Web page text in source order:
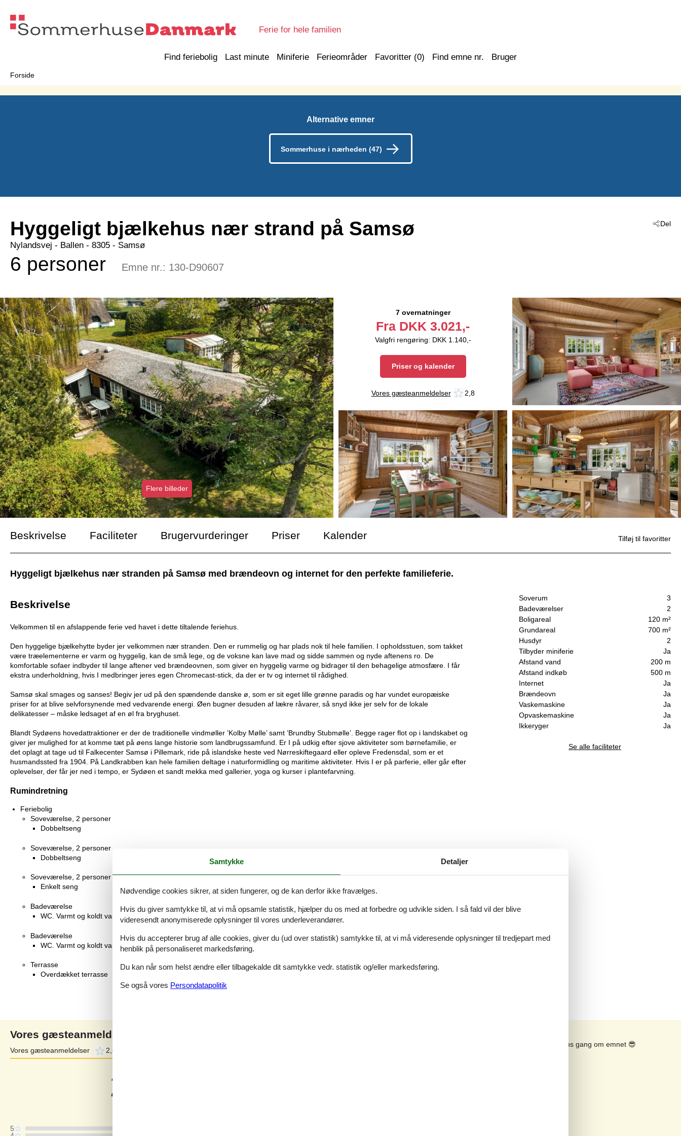
Ferie for hele familien
Find feriebolig Last minute Miniferie Ferieområder Favoritter (0) Find emne nr. Bruger
Forside
Alternative emner
Sommerhuse i nærheden (47)
Del
Hyggeligt bjælkehus nær strand på Samsø
Nylandsvej - Ballen - 8305 - Samsø
6 personer Emne nr.: 130-D90607
Flere billeder
7 overnatninger
Fra DKK 3.021,-
Valgfri rengøring: DKK 1.140,-
Priser og kalender
Vores gæsteanmeldelser 2,8
Beskrivelse Faciliteter Brugervurderinger Priser Kalender
Hyggeligt bjælkehus nær stranden på Samsø med brændeovn og internet for den perfekte familieferie.
Soverum
3
Badeværelser
2
Boligareal
120 m²
Grundareal
700 m²
Husdyr
2
Tilbyder miniferie
Ja
Afstand vand
200 m
Afstand indkøb
500 m
Internet
Ja
Brændeovn
Ja
Vaskemaskine
Ja
Opvaskemaskine
Ja
Ikkeryger
Ja
Se alle faciliteter
Tilføj til favoritter
Beskrivelse
Velkommen til en afslappende ferie ved havet i dette tiltalende feriehus.
Den hyggelige bjælkehytte byder jer velkommen nær stranden. Den er rummelig og har plads nok til hele familien. I opholdsstuen, som takket
være træelementerne er varm og hyggelig, kan de små lege, og de voksne kan lave mad og sidde sammen og nyde aftenens ro. De
komfortable sofaer indbyder til lange aftener ved brændeovnen, som giver en hyggelig varme og bidrager til den behagelige atmosfære. I får
ekstra underholdning, hvis I medbringer jeres egen Chromecast-stick, da der er tv og internet til rådighed.
Samsø skal smages og sanses! Begiv jer ud på den spændende danske ø, som er sit eget lille grønne paradis og har vundet europæiske
priser for at blive selvforsynende med vedvarende energi. Øen bugner desuden af lækre råvarer, så snyd ikke jer selv for de lokale
delikatesser – måske ledsaget af en øl fra bryghuset.
Blandt Sydøens hovedattraktioner er der de traditionelle vindmøller ’Kolby Mølle’ samt ’Brundby Stubmølle’. Begge rager flot op i landskabet og
giver jer mulighed for at komme tæt på øens lange historie som landbrugssamfund. Er I på udkig efter sjove aktiviteter som børnefamilie, er
det oplagt at tage ud til Falkecenter Samsø i Pillemark, ride på islandske heste ved Nørreskiftegaard eller opleve Fredensdal, som er et
husmandssted fra 1904. På Landkrabben kan hele familien deltage i naturformidling og maritime aktiviteter. Hvis I er på parferie, eller går efter
oplevelser, der får jer ned i tempo, er Sydøen et sandt mekka med gallerier, yoga og kurser i plantefarvning.
Rumindretning
Feriebolig
Soveværelse, 2 personer
Dobbeltseng
Soveværelse, 2 personer
Dobbeltseng
Soveværelse, 2 personer
Enkelt seng
Badeværelse
WC. Varmt og koldt vand, Bruser
Badeværelse
WC. Varmt og koldt vand, Bruser
Terrasse
Overdækket terrasse
Vores gæsteanmeldelser
Vores gæsteanmeldelser 2,8
2,8
5
Se solens gang om emnet 😎
Samtykke Detaljer
Nødvendige cookies sikrer, at siden fungerer, og de kan derfor ikke fravælges.
Hvis du giver samtykke til, at vi må opsamle statistik, hjælper du os med at forbedre og udvikle siden. I så fald vil der blive
videresendt anonymiserede oplysninger til vores underleverandører.
Hvis du accepterer brug af alle cookies, giver du (ud over statistik) samtykke til, at vi må videresende oplysninger til tredjepart med
henblik på personaliseret markedsføring.
Du kan når som helst ændre eller tilbagekalde dit samtykke vedr. statistik og/eller markedsføring.
Se også vores Persondatapolitik